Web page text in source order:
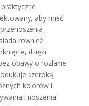
aby mieć
również
dzięki
obawy o rozlanie
szeroką
kolorów i
i noszenia